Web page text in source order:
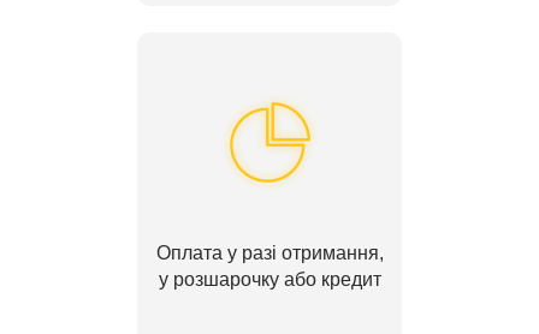
Оплата у разі отримання,
у розшарочку або кредит